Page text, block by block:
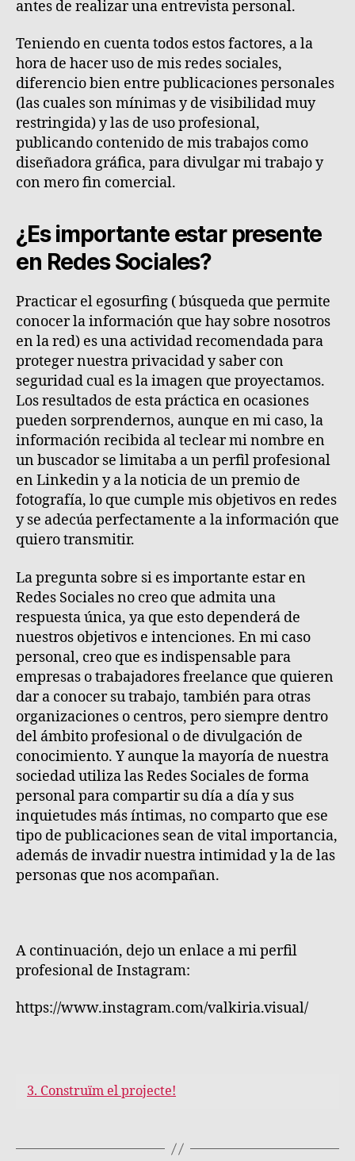
antes de realizar una entrevista personal.
Teniendo en cuenta todos estos factores, a la
hora de hacer uso de mis redes sociales,
diferencio bien entre publicaciones personales
(las cuales son mínimas y de visibilidad muy
restringida) y las de uso profesional,
publicando contenido de mis trabajos como
diseñadora gráfica, para divulgar mi trabajo y
con mero fin comercial.
¿Es importante estar presente
en Redes Sociales?
Practicar el egosurfing ( búsqueda que permite
conocer la información que hay sobre nosotros
en la red) es una actividad recomendada para
proteger nuestra privacidad y saber con
seguridad cual es la imagen que proyectamos.
Los resultados de esta práctica en ocasiones
pueden sorprendernos, aunque en mi caso, la
información recibida al teclear mi nombre en
un buscador se limitaba a un perfil profesional
en Linkedin y a la noticia de un premio de
fotografía, lo que cumple mis objetivos en redes
y se adecúa perfectamente a la información que
quiero transmitir.
La pregunta sobre si es importante estar en
Redes Sociales no creo que admita una
respuesta única, ya que esto dependerá de
nuestros objetivos e intenciones. En mi caso
personal, creo que es indispensable para
empresas o trabajadores freelance que quieren
dar a conocer su trabajo, también para otras
organizaciones o centros, pero siempre dentro
del ámbito profesional o de divulgación de
conocimiento. Y aunque la mayoría de nuestra
sociedad utiliza las Redes Sociales de forma
personal para compartir su día a día y sus
inquietudes más íntimas, no comparto que ese
tipo de publicaciones sean de vital importancia,
además de invadir nuestra intimidad y la de las
personas que nos acompañan.
A continuación, dejo un enlace a mi perfil
profesional de Instagram:
https://www.instagram.com/valkiria.visual/
3. Construïm el projecte!